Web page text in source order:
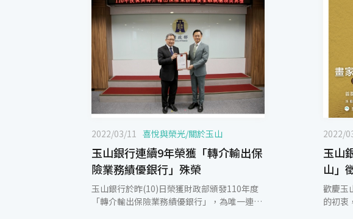
2022/03/11 喜悅與榮光/關於玉山
玉山銀行連續9年榮獲「轉介輸出保
險業務績優銀行」殊榮
玉山銀行於昨(10)日榮獲財政部頒發110年度
「轉介輸出保險業務績優銀行」，為唯一連續
2022/
玉山
山」
歡慶玉
的初衷